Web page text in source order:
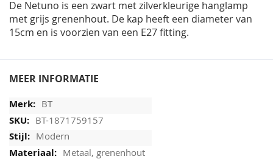
De Netuno is een zwart met zilverkleurige hanglamp
met grijs grenenhout. De kap heeft een diameter van
15cm en is voorzien van een E27 fitting.
MEER INFORMATIE
BT
BT-1871759157
Modern
Metaal, grenenhout